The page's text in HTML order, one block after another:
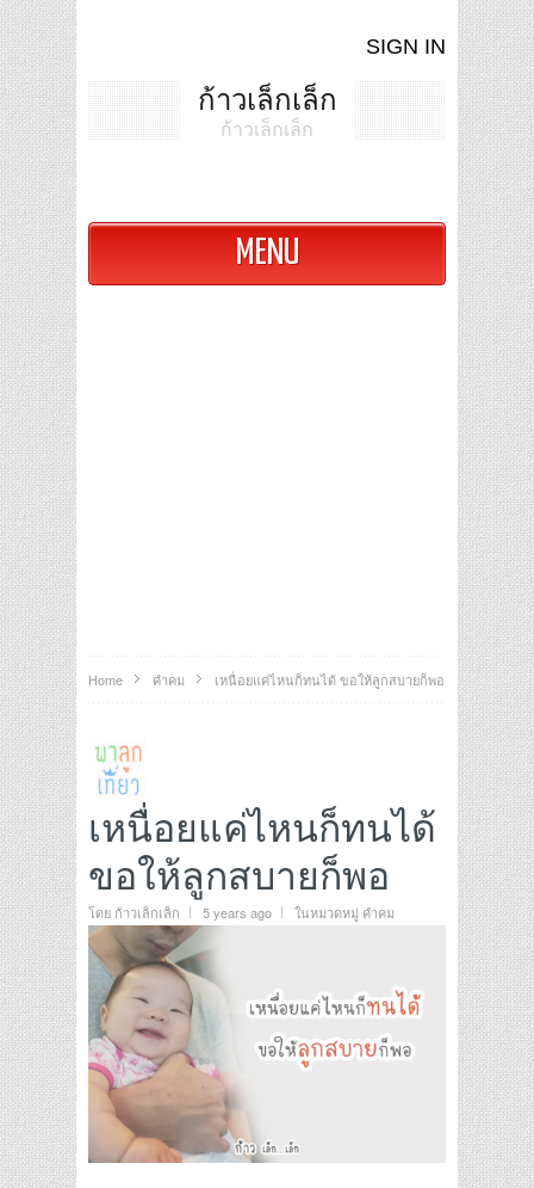
SIGN IN
ก้าวเล็กเล็ก
ก้าวเล็กเล็ก
MENU
Home คำคม เหนื่อยแค่ไหนก็ทนได้ ขอให้ลูกสบายก็พอ
เหนื่อยแค่ไหนก็ทนได้
ขอให้ลูกสบายก็พอ
โดย ก้าวเล็กเล็ก 5 years ago ในหมวดหมู่ คำคม